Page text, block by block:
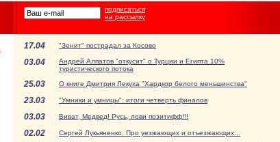
подписаться
на рассылку
17.04 "Зенит" пострадал за Косово
03.04
Андрей Алпатов "откусит" о Турции и Египта 10%
туристического потока
25.03 О книге Дмитрия Лекуха "Хардкор белого меньшинства"
23.03 "Умники и умницы": итоги четверть финалов
03.03 Виват, Медвед! Русь, лови позитифф!!!
02.02 Сергей Лукьяненко. Про уезжающих и отъезжающих...